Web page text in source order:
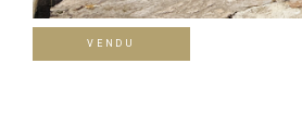
VENDU